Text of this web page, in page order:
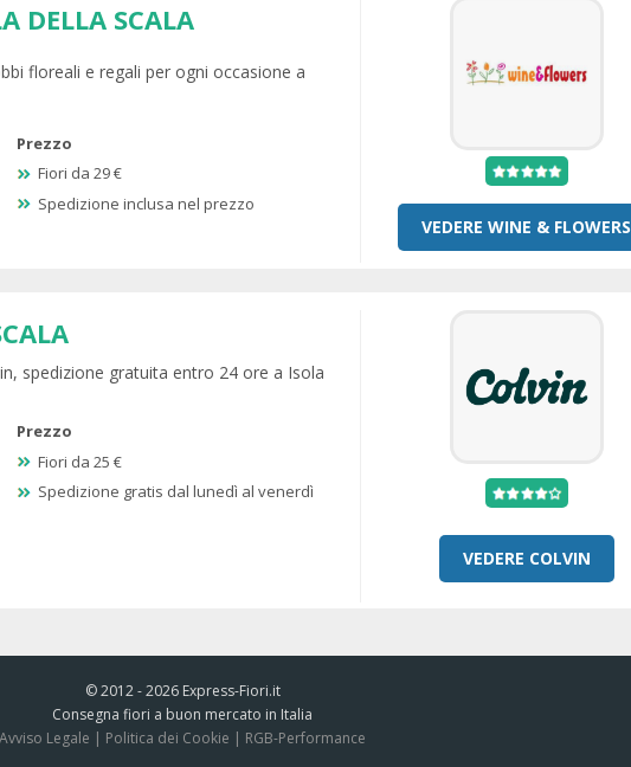
DELLA SCALA
floreali e regali per ogni occasione a
Prezzo
Fiori da 29 €
Spedizione inclusa nel prezzo
VEDERE WINE & FLOWERS
spedizione gratuita entro 24 ore a Isola
Prezzo
Fiori da 25 €
Spedizione gratis dal lunedì al venerdì
VEDERE COLVIN
© 2012 - 2026 Express-Fiori.it
Consegna fiori a buon mercato in Italia
Avviso Legale | Politica dei Cookie | RGB-Performance